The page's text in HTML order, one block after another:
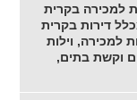
למכירה בקרית
דירות בקרית
למכירה, וילות
וקשת בתים,